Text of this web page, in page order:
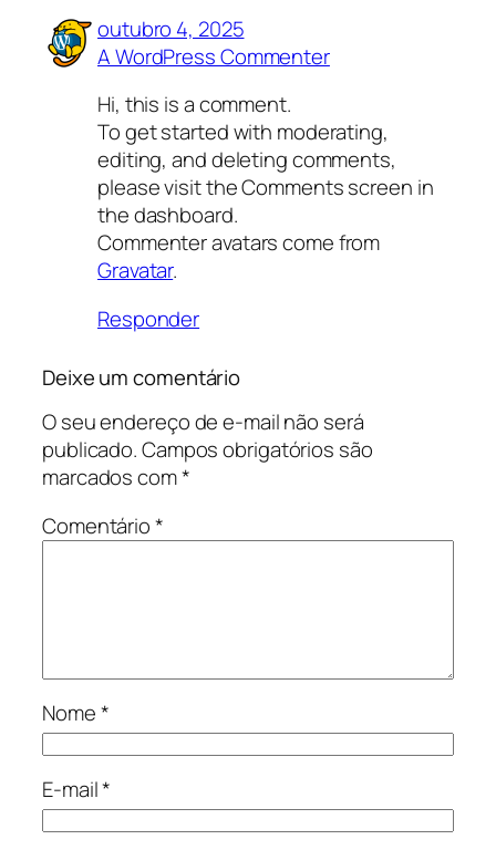
outubro 4, 2025
A WordPress Commenter
Hi, this is a comment.
To get started with moderating,
editing, and deleting comments,
please visit the Comments screen in
the dashboard.
Commenter avatars come from
Gravatar.
Responder
Deixe um comentário
O seu endereço de e-mail não será
publicado.Campos obrigatórios são
marcados com*
Comentário*
Nome*
E-mail*